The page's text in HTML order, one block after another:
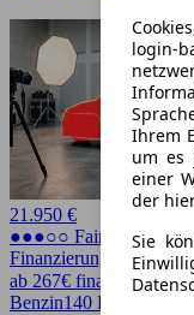
21.950 €
●●●○○ Fairer Preis
Finanzierung möglich
ab 267€ finanzieren ↗
Benzin140 PS (103 kW)
login-
Ihrem
um es
einer
der
Sie